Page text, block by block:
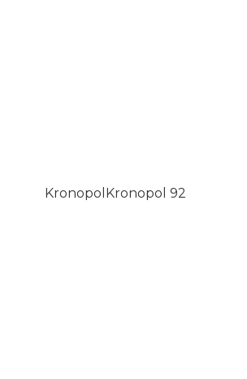
Kronopol Kronopol 92